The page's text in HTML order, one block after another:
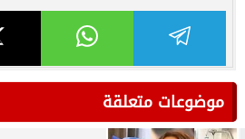
موضوعات متعلقة